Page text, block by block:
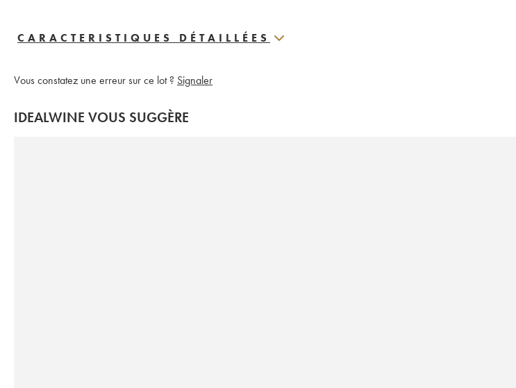
CARACTERISTIQUES DÉTAILLÉES
Vous constatez une erreur sur ce lot ? Signaler
IDEALWINE VOUS SUGGÈRE